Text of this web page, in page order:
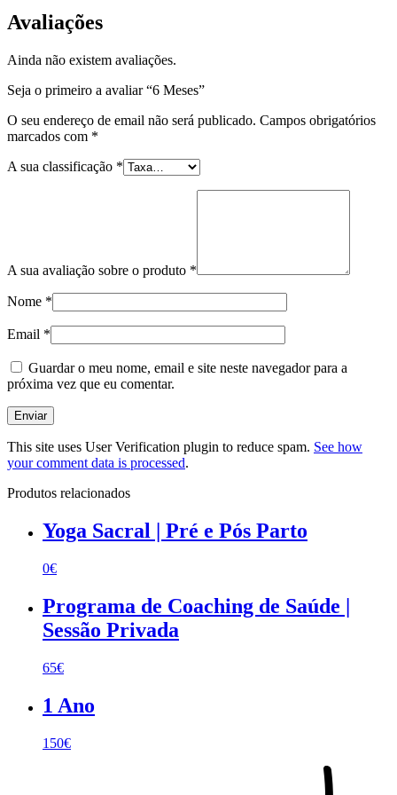
Meses
Avaliações
Ainda não existem avaliações.
Seja o primeiro a avaliar “6 Meses”
O seu endereço de email não será publicado. Campos obrigatórios
marcados com *
A sua classificação *
A sua avaliação sobre o produto *
Nome *
Email *
Guardar o meu nome, email e site neste navegador para a
próxima vez que eu comentar.
This site uses User Verification plugin to reduce spam. See how
your comment data is processed.
Produtos relacionados
Yoga Sacral | Pré e Pós Parto
0€
Programa de Coaching de Saúde |
Sessão Privada
65€
1 Ano
150€